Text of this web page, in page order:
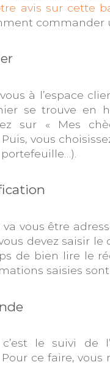
avis sur cette
commander
à l’espace
se trouve en
sur « Mes
vous
vous être
devez saisir le
de bien lire le
saisies
le suivi de
ce faire, vous